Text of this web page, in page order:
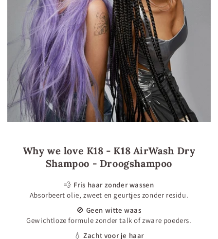
Why we love K18 - K18 AirWash Dry
Shampoo - Droogshampoo
💨 Fris haar zonder wassen
Absorbeert olie, zweet en geurtjes zonder residu.
🚫 Geen witte waas
Gewichtloze formule zonder talk of zware poeders.
💧Zacht voor je haar